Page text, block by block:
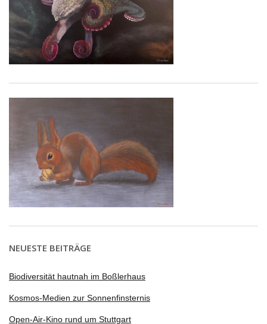
NEUESTE BEITRÄGE
Biodiversität hautnah im Boßlerhaus
Kosmos-Medien zur Sonnenfinsternis
Open-Air-Kino rund um Stuttgart